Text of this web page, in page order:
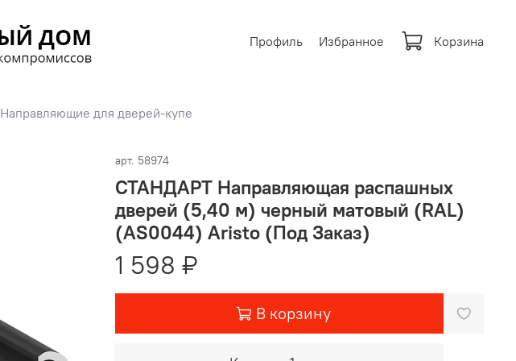
Профиль Избранное Корзина
Направляющие для дверей-купе
арт. 58974
СТАНДАРТ Направляющая распашных
дверей (5,40 м) черный матовый (RAL)
(AS0044) Aristo (Под Заказ)
1 598 ₽
В корзину